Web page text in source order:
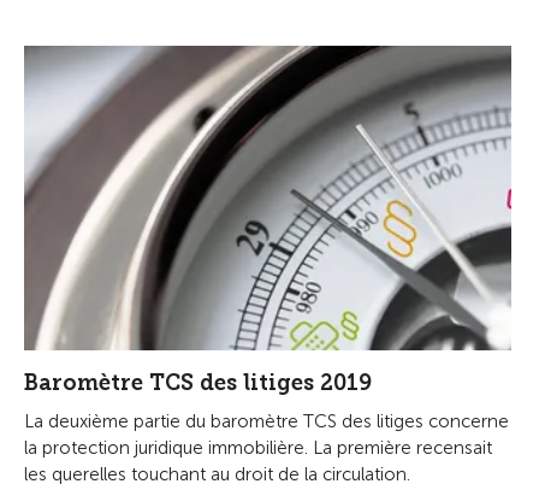
Baromètre TCS des litiges 2019
La deuxième partie du baromètre TCS des litiges concerne
la protection juridique immobilière. La première recensait
les querelles touchant au droit de la circulation.